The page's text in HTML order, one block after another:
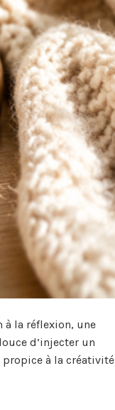
à la réflexion, une
d’injecter un
à la créativité